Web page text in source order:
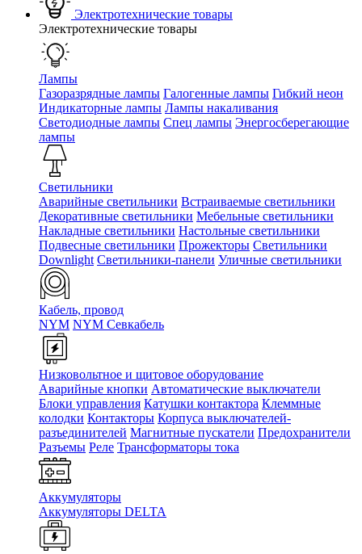
Электротехнические товары
Электротехнические товары
Лампы
Газоразрядные лампы Галогенные лампы Гибкий неон
Индикаторные лампы Лампы накаливания
Светодиодные лампы Спец лампы Энергосберегающие
лампы
Светильники
Аварийные светильники Встраиваемые светильники
Декоративные светильники Мебельные светильники
Накладные светильники Настольные светильники
Подвесные светильники Прожекторы Светильники
Downlight Светильники-панели Уличные светильники
Кабель, провод
NYM NYM Севкабель
Низковольтное и щитовое оборудование
Аварийные кнопки Автоматические выключатели
Блоки управления Катушки контактора Клеммные
колодки Контакторы Корпуса выключателей-
разъединителей Магнитные пускатели Предохранители
Разъемы Реле Трансформаторы тока
Аккумуляторы
Аккумуляторы DELTA